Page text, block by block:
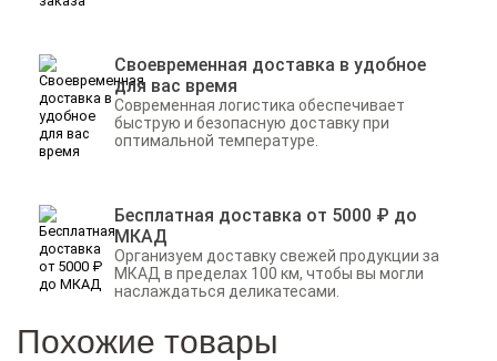
Своевременная доставка в удобное
для вас время
Современная логистика обеспечивает
быструю и безопасную доставку при
оптимальной температуре.
Бесплатная доставка от 5000 ₽ до
МКАД
Организуем доставку свежей продукции за
МКАД в пределах 100 км, чтобы вы могли
наслаждаться деликатесами.
Похожие товары